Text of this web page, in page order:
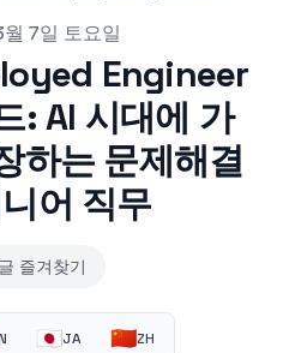
7일 토요일
Engineer
: AI 시대에 가
하는 문제해결
어 직무
즐겨찾기
🇯🇵JA 🇨🇳ZH